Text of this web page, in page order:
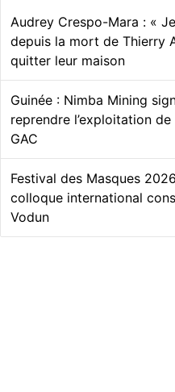
Audrey Crespo-Mara : «
depuis la mort de Thierry
quitter leur maison
Guinée : Nimba Mining
reprendre l’exploitation
GAC
Festival des Masques
colloque international
Vodun